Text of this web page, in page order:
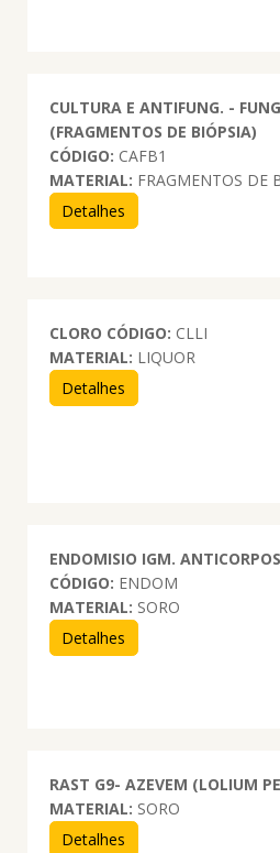
CULTURA E ANTIFUNG. -
(FRAGMENTOS DE BIÓPSIA)
CÓDIGO: CAFB1
MATERIAL: FRAGMENTOS DE
Detalhes
CLORO CÓDIGO: CLLI
MATERIAL: LIQUOR
Detalhes
ENDOMISIO IGM.
CÓDIGO: ENDOM
MATERIAL: SORO
Detalhes
RAST G9- AZEVEM (LOLIUM
MATERIAL: SORO
Detalhes